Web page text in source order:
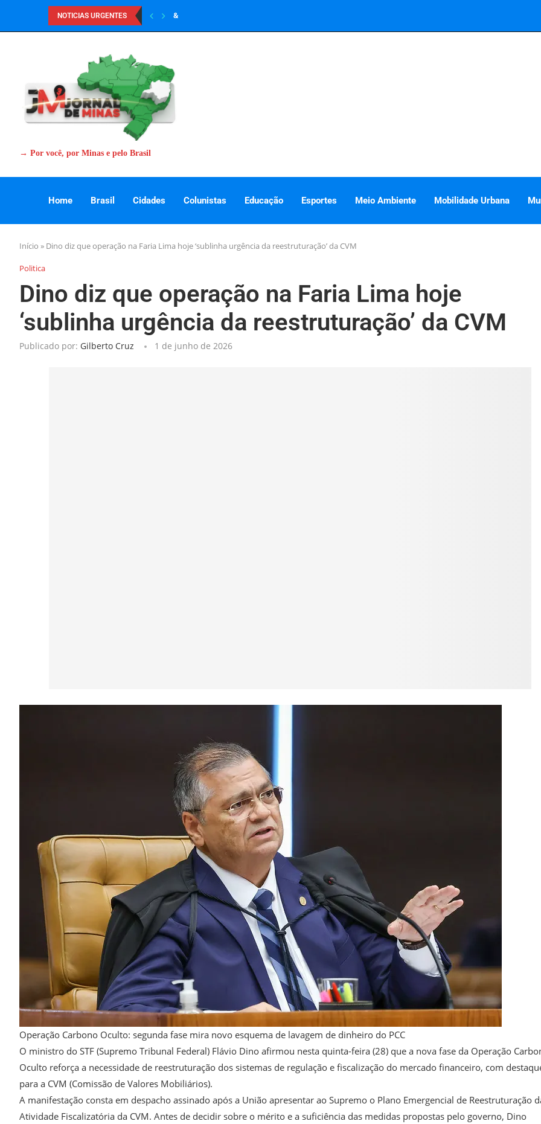
NOTICIAS URGENTES &
→ Por você, por Minas e pelo Brasil
Home Brasil Cidades Colunistas Educação Esportes Meio Ambiente Mobilidade Urbana
Início » Dino diz que operação na Faria Lima hoje ‘sublinha urgência da reestruturação’ da CVM
Politica
Dino diz que operação na Faria Lima hoje
‘sublinha urgência da reestruturação’ da CVM
Publicado por: Gilberto Cruz 1 de junho de 2026
Operação Carbono Oculto: segunda fase mira novo esquema de lavagem de dinheiro do PCC
O ministro do STF (Supremo Tribunal Federal) Flávio Dino afirmou nesta quinta-feira (28) que a nova fase da Operação
Oculto reforça a necessidade de reestruturação dos sistemas de regulação e fiscalização do mercado financeiro, com
para a CVM (Comissão de Valores Mobiliários).
A manifestação consta em despacho assinado após a União apresentar ao Supremo o Plano Emergencial de Reestruturação
Atividade Fiscalizatória da CVM. Antes de decidir sobre o mérito e a suficiência das medidas propostas pelo governo, Dino